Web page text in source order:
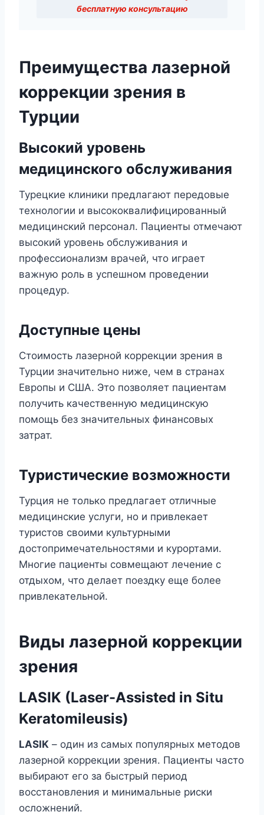
бесплатную консультацию
Преимущества лазерной
коррекции зрения в
Турции
Высокий уровень
медицинского обслуживания
Турецкие клиники предлагают передовые
технологии и высококвалифицированный
медицинский персонал. Пациенты отмечают
высокий уровень обслуживания и
профессионализм врачей, что играет
важную роль в успешном проведении
процедур.
Доступные цены
Стоимость лазерной коррекции зрения в
Турции значительно ниже, чем в странах
Европы и США. Это позволяет пациентам
получить качественную медицинскую
помощь без значительных финансовых
затрат.
Туристические возможности
Турция не только предлагает отличные
медицинские услуги, но и привлекает
туристов своими культурными
достопримечательностями и курортами.
Многие пациенты совмещают лечение с
отдыхом, что делает поездку еще более
привлекательной.
Виды лазерной коррекции
зрения
LASIK (Laser-Assisted in Situ
Keratomileusis)
LASIK – один из самых популярных методов
лазерной коррекции зрения. Пациенты часто
выбирают его за быстрый период
восстановления и минимальные риски
осложнений.